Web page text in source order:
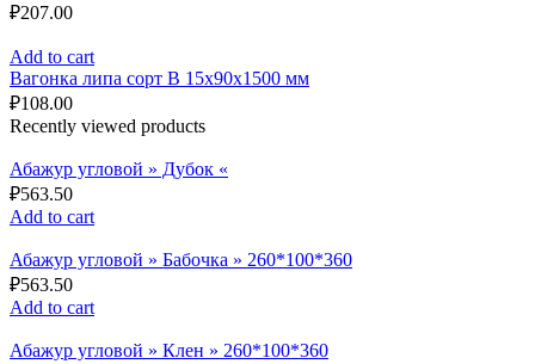
₽207.00
Add to cart
Вагонка липа сорт B 15x90x1500 мм
₽108.00
Recently viewed products
Абажур угловой » Дубок «
₽563.50
Add to cart
Абажур угловой » Бабочка » 260*100*360
₽563.50
Add to cart
Абажур угловой » Клен » 260*100*360